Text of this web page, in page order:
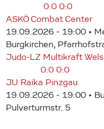
0:0 0:0
ASKÖ Combat Center
19.09.2026 - 19:00 •
Burgkirchen,
Judo-LZ Multikraft Wels
0:0 0:0
JU Raika Pinzgau
19.09.2026 - 19:00 •
Pulverturmstr. 5